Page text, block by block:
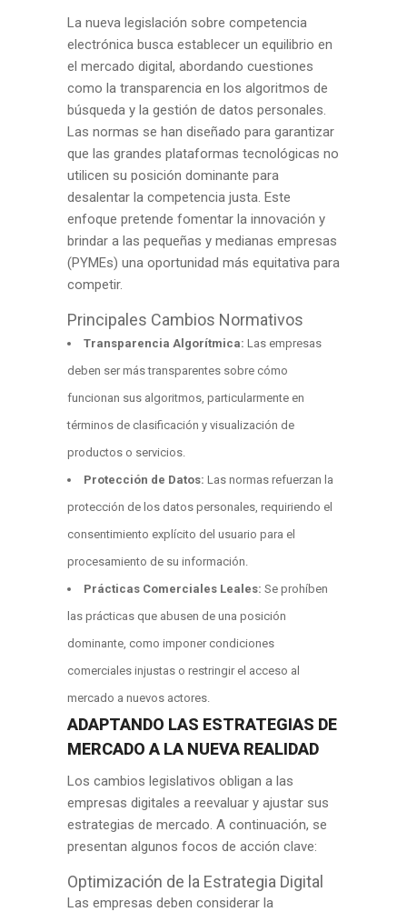
La nueva legislación sobre competencia
electrónica busca establecer un equilibrio en
el mercado digital, abordando cuestiones
como la transparencia en los algoritmos de
búsqueda y la gestión de datos personales.
Las normas se han diseñado para garantizar
que las grandes plataformas tecnológicas no
utilicen su posición dominante para
desalentar la competencia justa. Este
enfoque pretende fomentar la innovación y
brindar a las pequeñas y medianas empresas
(PYMEs) una oportunidad más equitativa para
competir.
Principales Cambios Normativos
Transparencia Algorítmica: Las empresas
deben ser más transparentes sobre cómo
funcionan sus algoritmos, particularmente en
términos de clasificación y visualización de
productos o servicios.
Protección de Datos: Las normas refuerzan la
protección de los datos personales, requiriendo el
consentimiento explícito del usuario para el
procesamiento de su información.
Prácticas Comerciales Leales: Se prohíben
las prácticas que abusen de una posición
dominante, como imponer condiciones
comerciales injustas o restringir el acceso al
mercado a nuevos actores.
ADAPTANDO LAS ESTRATEGIAS DE
MERCADO A LA NUEVA REALIDAD
Los cambios legislativos obligan a las
empresas digitales a reevaluar y ajustar sus
estrategias de mercado. A continuación, se
presentan algunos focos de acción clave:
Optimización de la Estrategia Digital
Las empresas deben considerar la